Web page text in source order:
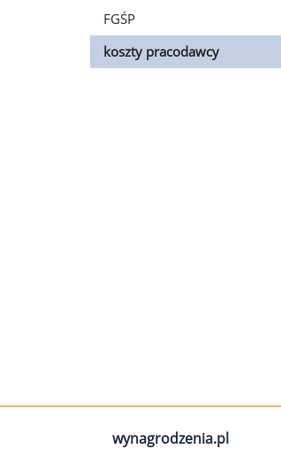
FGŚP
koszty pracodawcy
wynagrodzenia.pl